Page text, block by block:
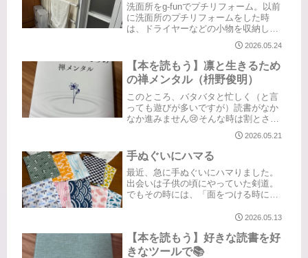
洗面所をg-funでプチリフォーム。以前
に洗面所のプチリフォームをした時
は、ドライヤーなどの小物を収納した
くて、g-funと100均グッズを駆使して作
りました。でもバスタオルとバスマッ
トをかけるところがなく困っていたの
で、どうしても欲しい！...
2026.05.24
【本を読もう】凛と生きるため
の禅メンタル（枡野俊明）
このところ、バタバタと忙しく（と言
っても遊びが多いですが）読書がなか
なか進みません😢そんな時は割とさら
っと読めるタイプのものを手に取りま
す。「何か面白い本ないかなぁ」と本
屋をウロウロしていた時に手に取った
一冊。その時の心で選ぶ本が決まるも
の...
2026.05.21
手ぬぐいにハマる
最近、急に手ぬぐいにハマりました。
出会いは子供の頃にやっていた剣道。
でもその時には、「面をつける時に被
でした。「手ぬぐいが好き」と自分で
が好きで、旅先や買い物に出た時には
ず...
2026.05.13
【本を読もう】好きな読書を好
きなツールで📚️